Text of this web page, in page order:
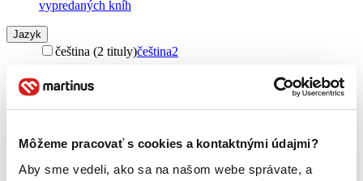
Môžeme pracovať s cookies a kontaktnými údajmi?
Aby sme vedeli, ako sa na našom webe správate, a
vypredaných kníh
Jazyk
čeština (2 tituly)čeština2
Vydavateľstvo
pevná väzba (2 tituly)pevná väzba2
Zúžiť výber